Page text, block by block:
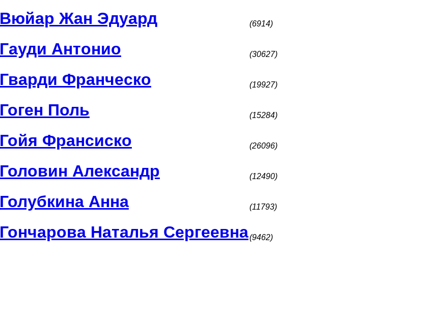
Вюйар Жан Эдуард (6914)
Гауди Антонио (30627)
Гварди Франческо (19927)
Гоген Поль (15284)
Гойя Франсиско (26096)
Головин Александр (12490)
Голубкина Анна (11793)
Гончарова Наталья Сергеевна(9462)